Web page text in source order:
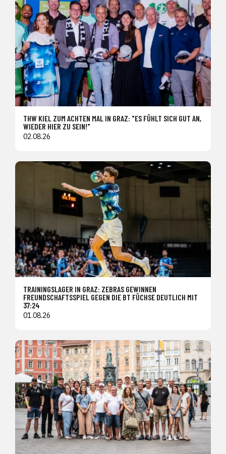
THW KIEL ZUM ACHTEN MAL IN GRAZ: "ES FÜHLT SICH GUT AN,
WIEDER HIER ZU SEIN!"
02.08.26
TRAININGSLAGER IN GRAZ: ZEBRAS GEWINNEN
FREUNDSCHAFTSSPIEL GEGEN DIE BT FÜCHSE DEUTLICH MIT
37:24
01.08.26